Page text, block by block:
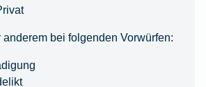
anderem bei folgenden Vorwürfen: